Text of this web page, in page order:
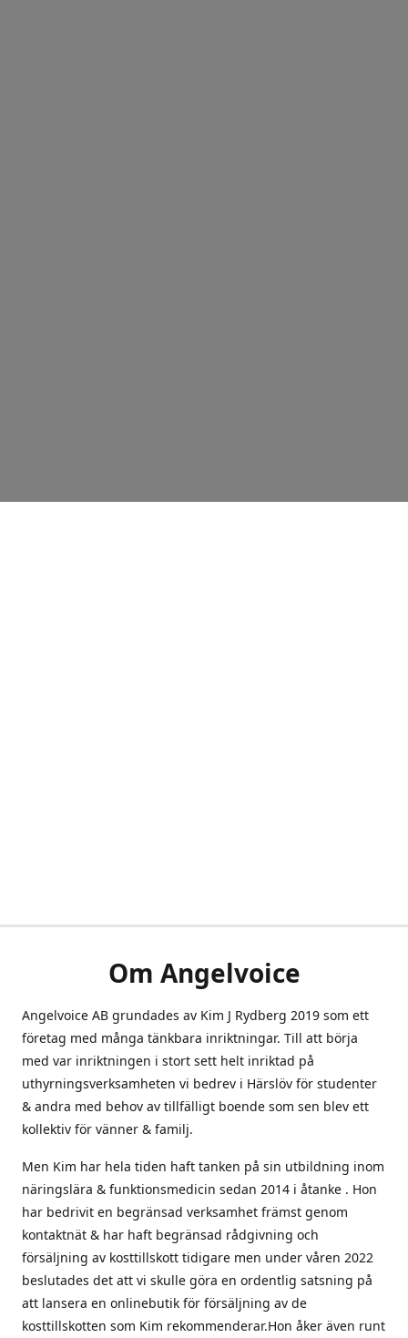
Om Angelvoice
Angelvoice AB grundades av Kim J Rydberg 2019 som ett
företag med många tänkbara inriktningar. Till att börja
med var inriktningen i stort sett helt inriktad på
uthyrningsverksamheten vi bedrev i Härslöv för studenter
& andra med behov av tillfälligt boende som sen blev ett
kollektiv för vänner & familj.
Men Kim har hela tiden haft tanken på sin utbildning inom
näringslära & funktionsmedicin sedan 2014 i åtanke . Hon
har bedrivit en begränsad verksamhet främst genom
kontaktnät & har haft begränsad rådgivning och
försäljning av kosttillskott tidigare men under våren 2022
beslutades det att vi skulle göra en ordentlig satsning på
att lansera en onlinebutik för försäljning av de
kosttillskotten som Kim rekommenderar.Hon åker även runt